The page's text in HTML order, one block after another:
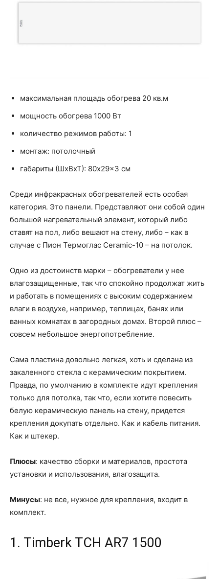
максимальная площадь обогрева 20 кв.м
мощность обогрева 1000 Вт
количество режимов работы: 1
монтаж: потолочный
габариты (ШхВхТ): 80x29x3 см
Среди инфракрасных обогревателей есть особая
категория. Это панели. Представляют они собой один
большой нагревательный элемент, который либо
ставят на пол, либо вешают на стену, либо – как в
случае с Пион Термоглас Ceramic-10 – на потолок.
Одно из достоинств марки – обогреватели у нее
влагозащищенные, так что спокойно продолжат жить
и работать в помещениях с высоким содержанием
влаги в воздухе, например, теплицах, банях или
ванных комнатах в загородных домах. Второй плюс –
совсем небольшое энергопотребление.
Сама пластина довольно легкая, хоть и сделана из
закаленного стекла с керамическим покрытием.
Правда, по умолчанию в комплекте идут крепления
только для потолка, так что, если хотите повесить
белую керамическую панель на стену, придется
крепления докупать отдельно. Как и кабель питания.
Как и штекер.
Плюсы: качество сборки и материалов, простота
установки и использования, влагозащита.
Минусы: не все, нужное для крепления, входит в
комплект.
1. Timberk TCH AR7 1500